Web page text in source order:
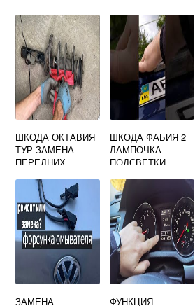
ШКОДА ОКТАВИЯ
ТУР ЗАМЕНА
ПЕРЕДНИХ
ШКОДА ФАБИЯ 2
ЛАМПОЧКА
ПОДСВЕТКИ
ЗАМЕНА
ФУНКЦИЯ